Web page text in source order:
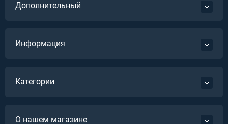
Дополнительный
Информация
Категории
О нашем магазине